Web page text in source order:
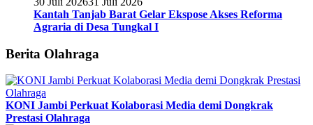
Kantah Tanjab Barat Gelar Ekspose Akses Reforma
Agraria di Desa Tungkal I
Berita Olahraga
KONI Jambi Perkuat Kolaborasi Media demi Dongkrak
Prestasi Olahraga